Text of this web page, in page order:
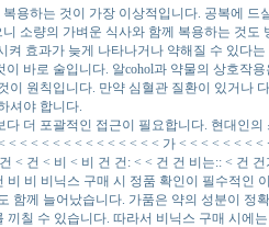
용하는 것이 가장 이상적입니다. 공복에 드
소량의 가벼운 식사와 함께 복용하는 것도
효과가 늦게 나타나거나 약해질 수 있다
바로 술입니다. 알cohol과 약물의 상호작
원칙입니다. 만약 심혈관 질환이 있거나
셔야 합니다.
더 포괄적인 접근이 필요합니다. 현대인의
< < < < < < < < < < < < < 가 < < < < < < < <
< 건 < 비 < 비 건 건: < < 건 건 비는:: < 건
비 비닉스 구매 시 정품 확인이 필수적인
함께 늘어났습니다. 가품은 약의 성분이 정
칠 수 있습니다. 따라서 비닉스 구매 시에